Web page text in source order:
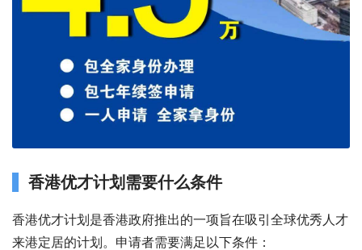
香港优才计划需要什么条件
香港优才计划是香港政府推出的一项旨在吸引全球优秀人才
来港定居的计划。申请者需要满足以下条件：